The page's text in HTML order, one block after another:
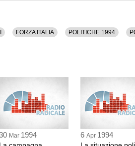
FORZA ITALIA POLITICHE 1994
Mar 1994 6 Apr 1994